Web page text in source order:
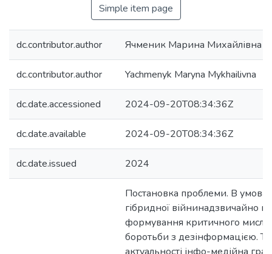
Simple item page
dc.contributor.author Ячменик Марина Михайлівна
dc.contributor.author Yachmenyk Maryna Mykhailivna
dc.date.accessioned 2024-09-20T08:34:36Z
dc.date.available 2024-09-20T08:34:36Z
dc.date.issued 2024
Постановка проблеми. В умовах
гібридної війнинадзвичайно
формування критичного
боротьби з дезінформацією.